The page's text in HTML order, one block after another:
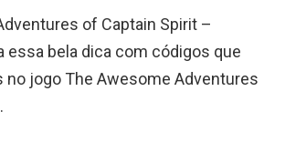
of Captain Spirit –
essa bela dica com códigos que
no jogo The Awesome Adventures